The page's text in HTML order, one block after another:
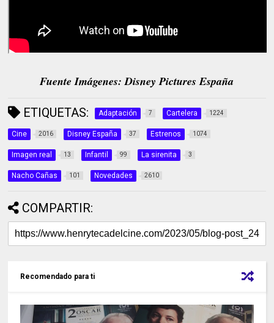
Fuente Imágenes: Disney Pictures España
ETIQUETAS: Adaptación 7 Cartelera 1224
Cine 2016 Disney España 37 Estrenos 1074
Imagen real 13 Infantil 99 La sirenita 3
Nacho Cañas 101 Novedades 2610
COMPARTIR:
Recomendado para ti